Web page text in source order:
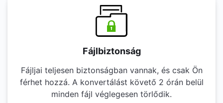
Fájlbiztonság
Fájljai teljesen biztonságban vannak, és csak Ön
férhet hozzá. A konvertálást követő 2 órán belül
minden fájl véglegesen törlődik.